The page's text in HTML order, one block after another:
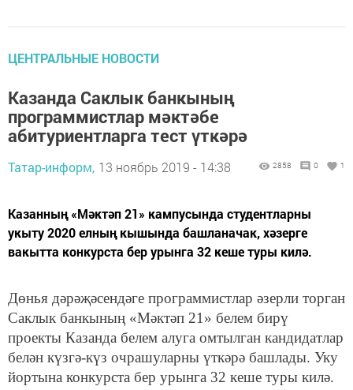
ЦЕНТРАЛЬНЫЕ НОВОСТИ
Казанда Саклык банкының
программистлар мәктәбе
абитуриентларга тест үткәрә
Татар-информ, 13 ноябрь 2019 - 14:38 2858 0 1
Казанның «Мәктәп 21» кампусында студентларны
укыту 2020 елның кышында башланачак, хәзерге
вакытта конкурста бер урынга 32 кеше туры килә.
Дөнья дәрәҗәсендәге программистлар әзерли торган
Саклык банкының «Мәктәп 21» белем бирү
проекты Казанда белем алуга омтылган кандидатлар
белән күзгә-күз очрашуларны үткәрә башлады. Уку
йортына конкурста бер урынга 32 кеше туры килә.